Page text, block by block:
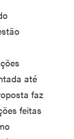
até
faz
feitas